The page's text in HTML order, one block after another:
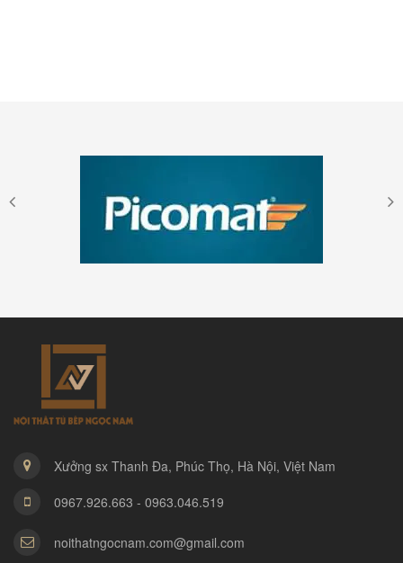
Xưởng sx Thanh Đa, Phúc Thọ, Hà Nội, Việt Nam
0967.926.663 - 0963.046.519
noithatngocnam.com@gmail.com